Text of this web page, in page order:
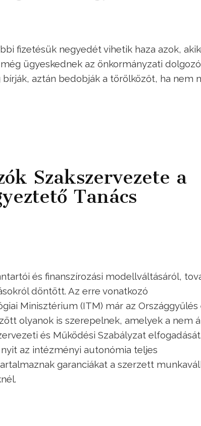
fizetésük negyedét vihetik haza azok,
ügyeskednek az önkormányzati
aztán bedobják a törölközőt, ha nem
Szakszervezete a
Tanács
és finanszírozási modellváltásáról,
döntött. Az erre vonatkozó
Minisztérium (ITM) már az Országgyűlés
olyanok is szerepelnek, amelyek a nem
és Működési Szabályzat
az intézményi autonómia teljes
garanciákat a szerzett